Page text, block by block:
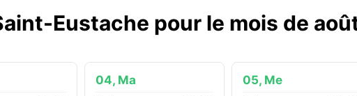
Eustache pour le mois de
04, Ma 05, Me